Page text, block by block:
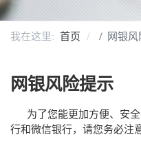
我在这里: 首页 网银风
网银风险提示
为了您能更加方便、安全
行和微信银行，请您务必注